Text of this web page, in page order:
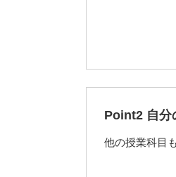
Point2 自分
他の授業科目